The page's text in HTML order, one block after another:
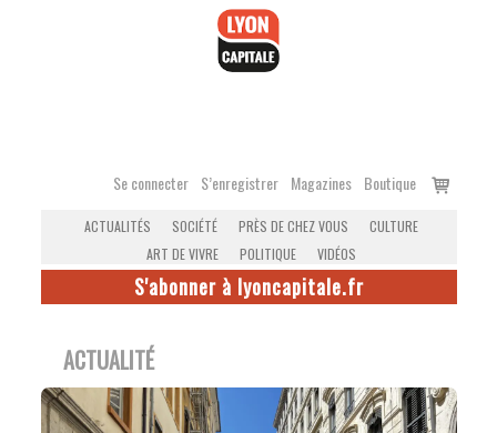
Se connecter S’enregistrer Magazines Boutique
Voir
ACTUALITÉS SOCIÉTÉ PRÈS DE CHEZ VOUS
CULTURE
ART DE VIVRE
POLITIQUE VIDÉOS
S'abonner à lyoncapitale.fr
ACTUALITÉ